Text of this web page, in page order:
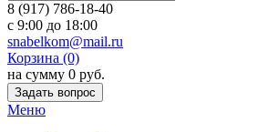
8 (917) 786-18-40
c 9:00 до 18:00
snabelkom@mail.ru
Корзина (0)
на сумму 0 руб.
Задать вопрос
Меню